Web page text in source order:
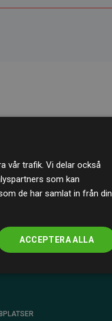
vår trafik. Vi delar också
som kan
de har samlat in från din
ACCEPTERA ALLA